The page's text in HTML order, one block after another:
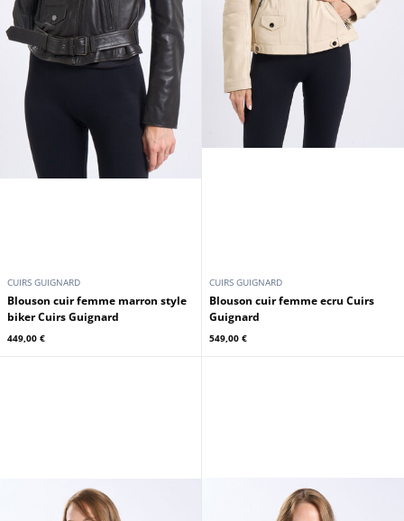
CUIRS GUIGNARD
Blouson cuir femme marron style
biker Cuirs Guignard
449,00 €
CUIRS GUIGNARD
Blouson cuir femme ecru Cuirs
Guignard
549,00 €